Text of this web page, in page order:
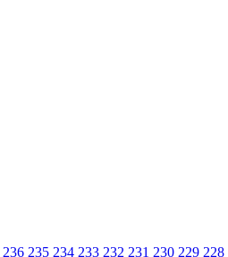
236 235 234 233 232 231 230 229 228